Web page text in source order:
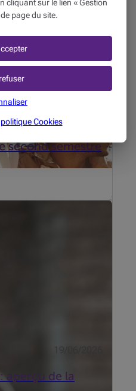
second semestre
aperçu de la
cliquant sur le lien « Gestion
page du site.
Cookies